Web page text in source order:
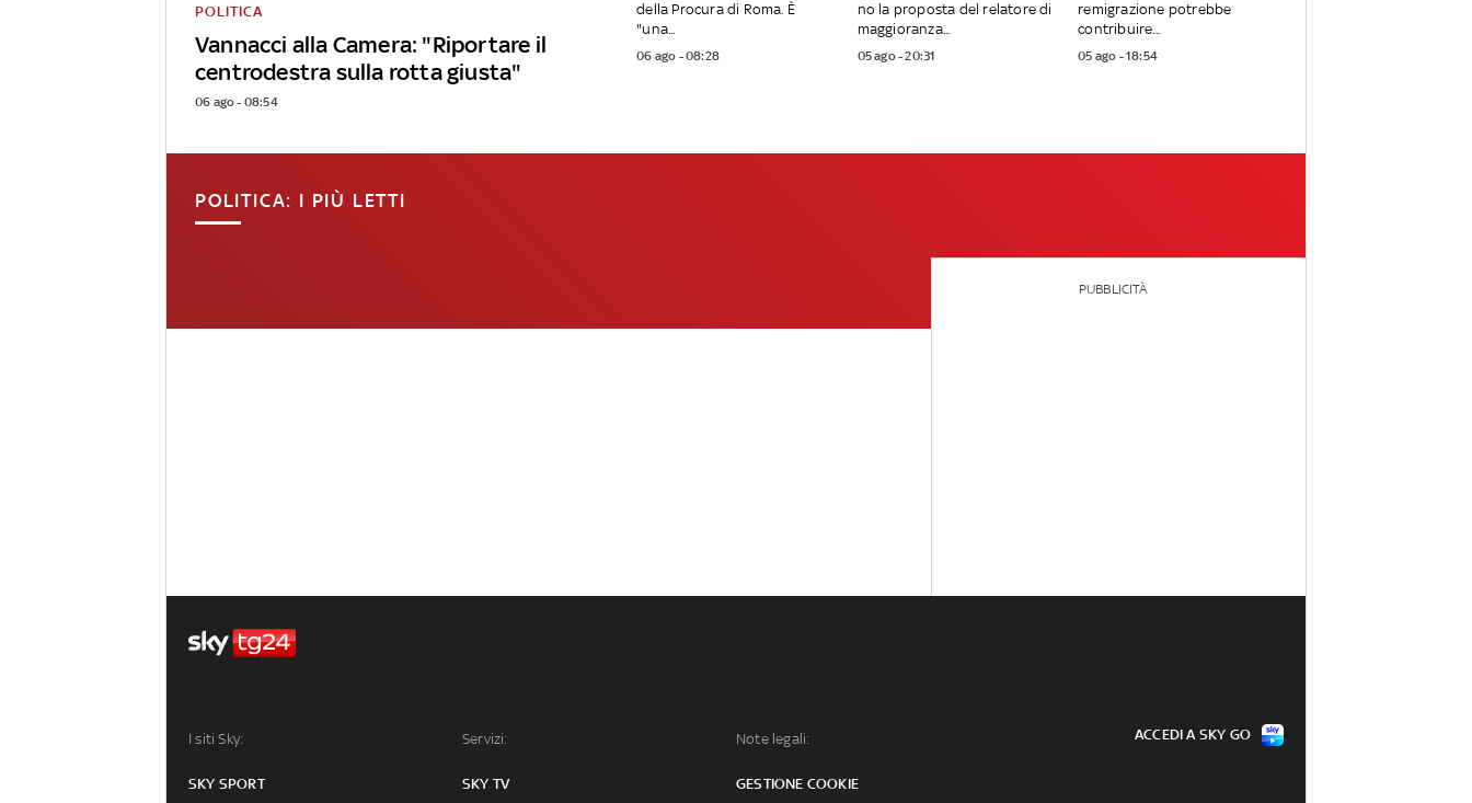
Vannacci alla Camera: "Riportare il
centrodestra sulla rotta giusta"
POLITICA
06 ago - 08:54
della Procura di Roma. È
"una...
06 ago - 08:28
no la proposta del relatore di
maggioranza...
05 ago - 20:31
remigrazione potrebbe
contribuire...
05 ago - 18:54
POLITICA: I PIÙ LETTI
PUBBLICITÀ
I siti Sky:
SKY SPORT
Servizi:
SKY TV
Note legali:
GESTIONE COOKIE
ACCEDI A SKY GO